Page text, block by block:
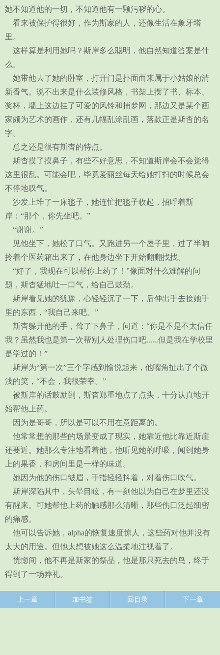
她不知道他的一切，不知道他有一颗污秽的心。
看来被保护得很好，作为斯家的人，还像生活在象牙塔
里。
这样算是利用她吗？斯岸多么聪明，他自然知道答案是什
么。
她带他去了她的卧室，打开门是扑面而来属于小姑娘的清
新香气。说不出来是什么装修风格，书架上摆了书、标本、
奖杯，墙上这边挂了可爱的风铃和捕梦网，那边又是某个画
家颇为艺术的画作，还有几幅乱涂乱画，落款正是斯杳的名
字。
总之还是很有斯杳的特点。
斯杳摸了摸鼻子，有些不好意思，不知道斯岸会不会觉得
这里很乱。可能会吧，毕竟爱丽丝每天给她打扫的时候总会
不停地叹气。
沙发上堆了一床毯子，她连忙把毯子收起，招呼着斯
岸：“那个，你先坐吧。”
“谢谢。”
见他坐下，她松了口气。又跑进另一个屋子里，过了半晌
拎着个医药箱出来了，在他身边坐下开始翻翻找找。
“好了，我现在可以帮你上药了！”像面对什么难解的问
题，斯杳猛地吐一口气，给自己鼓劲。
斯岸看见她的犹豫，心轻轻沉了一下，后伸出手去接她手
里的东西，“我自己来吧。”
斯杳躲开他的手，耸了下鼻子，问道：“你是不是不太信任
我？虽然我也是第一次帮别人处理伤口吧......但是我在学校里
是学过的！”
斯岸为“第一次”三个字感到愉悦起来，他嘴角扯出了个微
浅的笑，“不会，我很荣幸。”
被斯岸的话鼓励到，斯杳郑重地点了点头，十分认真地开
始帮他上药。
因为是哥哥，所以是可以不用在意距离的。
他常常想的那些的场景变成了现实，她靠近他比靠近斯崖
还要近。她那么专注地看着他，他听见她的呼吸，闻到她身
上的果香，和房间里是一样的味道。
她因为他的伤口皱眉，手指轻轻抖着，对着伤口吹气。
斯岸深陷其中，头晕目眩，有一刻他以为自己在梦里还没
有醒来。可她帮他上药的触感那么清晰，那些伤口泛起细密
的痛感。
他可以告诉她，alpha的恢复速度惊人，这些药对他并没有
太大的用途。但他太想被她这么温柔地注视着了。
恍惚间，他不再是斯家的祭品，他是那只死去的鸟，终于
得到了一场葬礼。
上一章 加书签 回目录 下一章